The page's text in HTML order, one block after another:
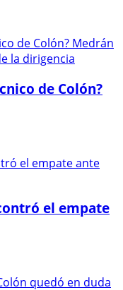
de Colón?
el empate